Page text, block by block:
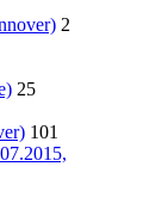
2
25
101